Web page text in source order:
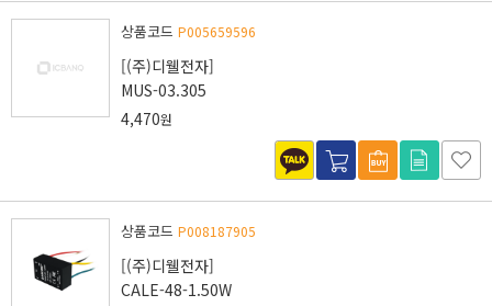
상품코드 P005659596
[(주)디웰전자]
MUS-03.305
4,470원
상품코드 P008187905
[(주)디웰전자]
CALE-48-1.50W